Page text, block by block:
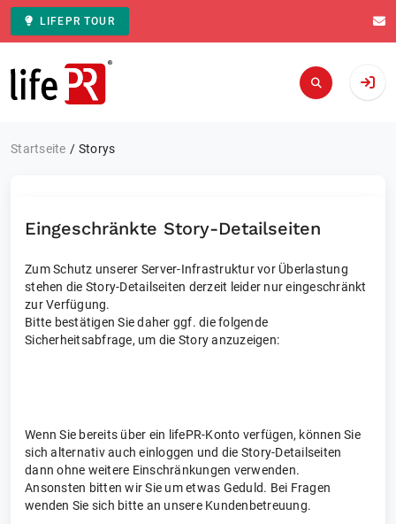
LIFEPR TOUR
Zur Startseite
Startseite Storys
Eingeschränkte Story-Detailseiten
Zum Schutz unserer Server-Infrastruktur vor Überlastung
stehen die Story-Detailseiten derzeit leider nur eingeschränkt
zur Verfügung.
Bitte bestätigen Sie daher ggf. die folgende
Sicherheitsabfrage, um die Story anzuzeigen:
Wenn Sie bereits über ein lifePR-Konto verfügen, können Sie
sich alternativ auch einloggen und die Story-Detailseiten
dann ohne weitere Einschränkungen verwenden.
Ansonsten bitten wir Sie um etwas Geduld. Bei Fragen
wenden Sie sich bitte an unsere Kundenbetreuung.